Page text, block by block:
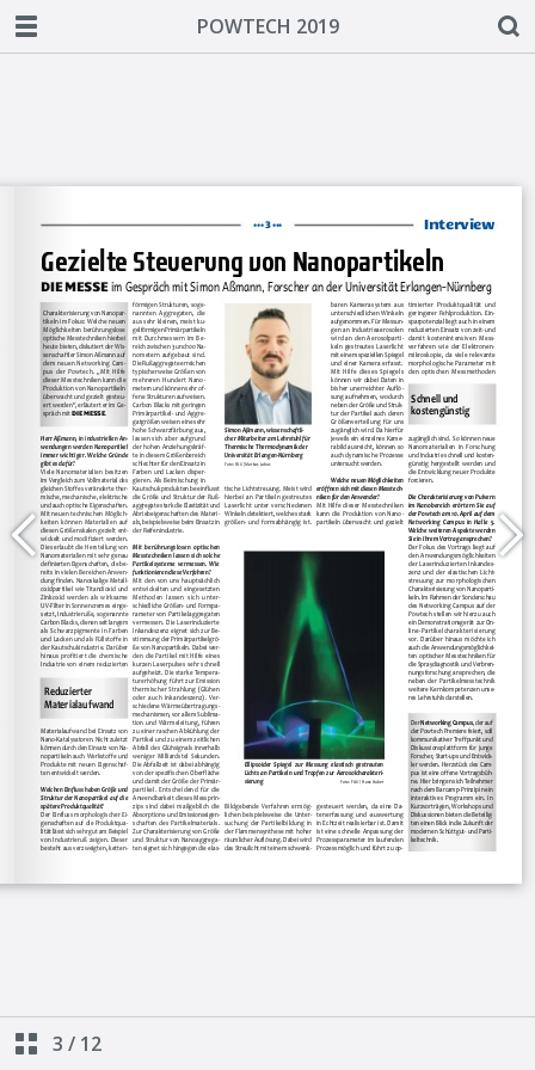
POWTECH 2019
3 / 12